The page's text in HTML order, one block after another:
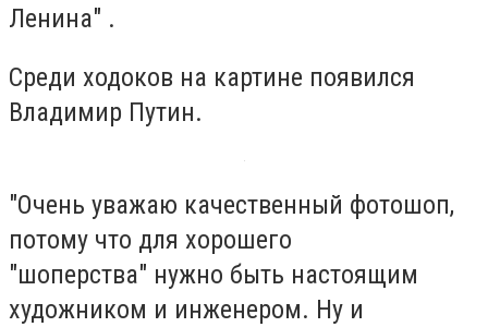
Ленина" .
Среди ходоков на картине появился
Владимир Путин.
"Очень уважаю качественный фотошоп,
потому что для хорошего
"шоперства" нужно быть настоящим
художником и инженером. Ну и